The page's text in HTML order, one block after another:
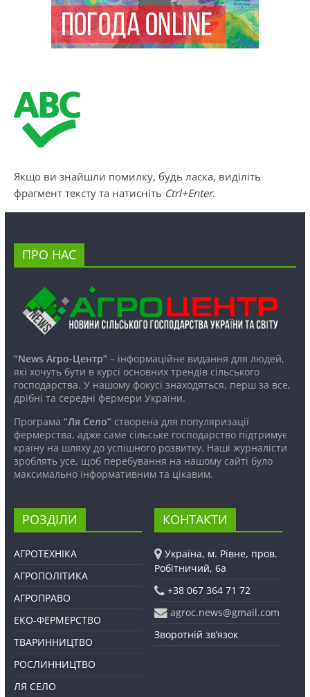
Якщо ви знайшли помилку, будь ласка, виділіть
фрагмент тексту та натисніть Ctrl+Enter.
ПРО НАС
“News Агро-Центр”– інформаційне видання для людей,
які хочуть бути в курсі основних трендів сільського
господарства. У нашому фокусі знаходяться, перш за все,
дрібні та середні фермери України.
Програма “Ля Село”створена для популяризації
фермерства, адже саме сільське господарство підтримує
країну на шляху до успішного розвитку. Наші журналісти
зроблять усе, щоб перебування на нашому сайті було
максимально інформативним та цікавим.
РОЗДІЛИ
АГРОТЕХНІКА
АГРОПОЛІТИКА
АГРОПРАВО
ЕКО-ФЕРМЕРСТВО
ТВАРИННИЦТВО
РОСЛИННИЦТВО
ЛЯ СЕЛО
КОНТАКТИ
Україна, м. Рівне, пров.
Робітничий, 6а
+38 067 364 71 72
agroc.news@gmail.com
Зворотній зв’язок